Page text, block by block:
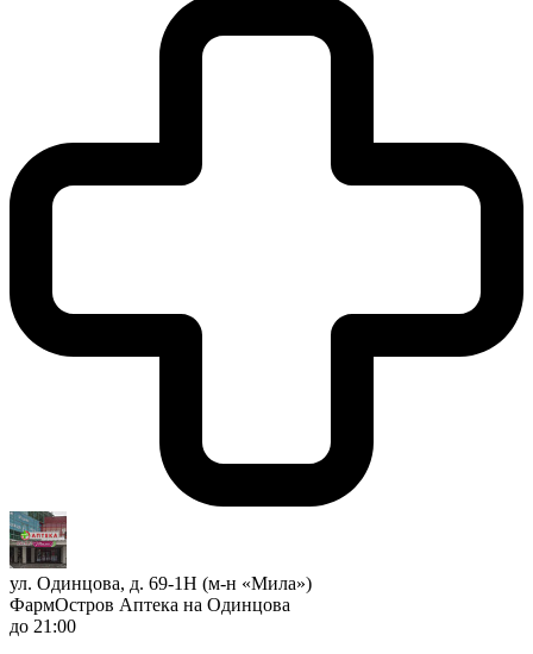
ул. Одинцова, д. 69-1Н (м-н «Мила»)
ФармОстров Аптека на Одинцова
до 21:00